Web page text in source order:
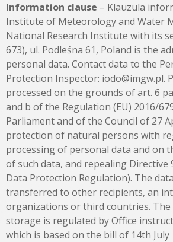
Information clause – Klauzula
Institute of Meteorology and Water
National Research Institute with its
673), ul. Podleśna 61, Poland is the
personal data. Contact data to the
Protection Inspector: iodo@imgw.pl.
processed on the grounds of art. 6
and b of the Regulation (EU) 2016/
Parliament and of the Council of 27
protection of natural persons with
processing of personal data and on
of such data, and repealing Directive
Data Protection Regulation). The
transferred to other recipients, an
organizations or third countries.
storage is regulated by Office
which is based on the bill of 14th